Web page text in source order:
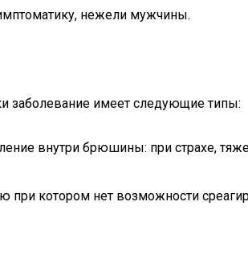
нежели мужчины.
заболевание имеет следующие типы:
внутри брюшины: при страхе,
котором нет возможности